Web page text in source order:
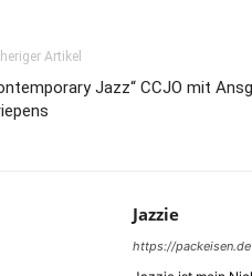
Artikel
Jazz“ CCJO mit
Jazzie
https://packeisen.de